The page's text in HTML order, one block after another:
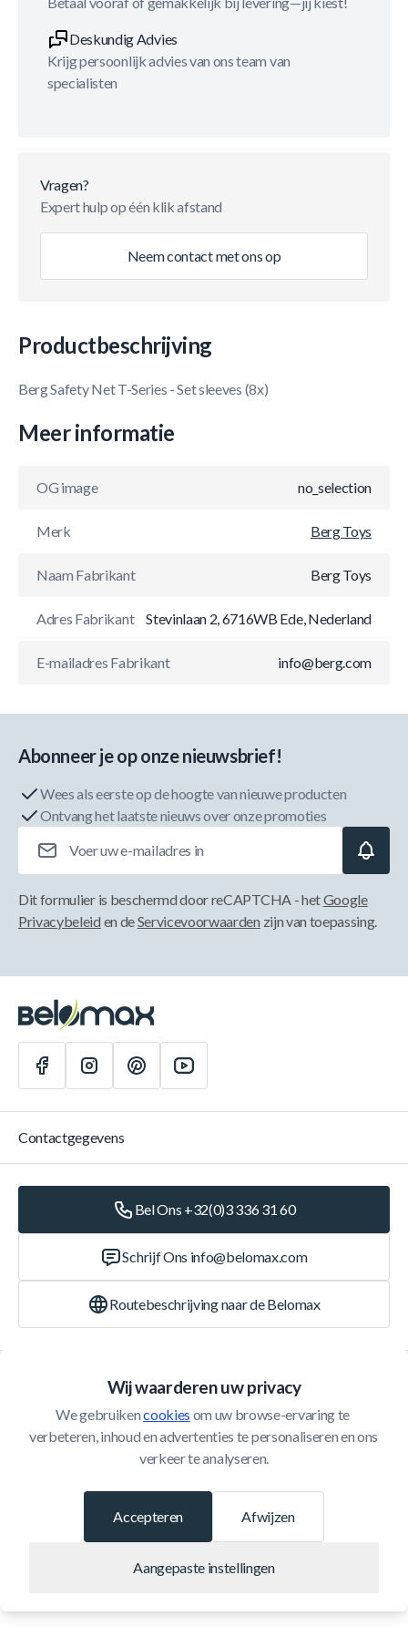
Deskundig Advies
Krijg persoonlijk advies van ons team van
specialisten
Vragen?
Expert hulp op één klik afstand
Neem contact met ons op
Productbeschrijving
Berg Safety Net T-Series - Set sleeves (8x)
Meer informatie
OG image no_selection
Merk Berg Toys
Naam Fabrikant Berg Toys
Adres Fabrikant Stevinlaan 2, 6716WB Ede, Nederland
E-mailadres Fabrikant info@berg.com
Wij waarderen uw privacy
We gebruiken cookies om uw browse-ervaring te
verbeteren, inhoud en advertenties te personaliseren en ons
verkeer te analyseren.
Afwijzen
Aangepaste instellingen
Accepteren
Abonneer je op onze nieuwsbrief!
Wees als eerste op de hoogte van nieuwe producten
Ontvang het laatste nieuws over onze promoties
Dit formulier is beschermd door reCAPTCHA - hetGoogle
Privacybeleid en deServicevoorwaarden zijn van toepassing.
Klantenservice
Contactgegevens
Bel Ons +32(0)3 336 31 60
Schrijf Ons info@belomax.com
Routebeschrijving naar de Belomax